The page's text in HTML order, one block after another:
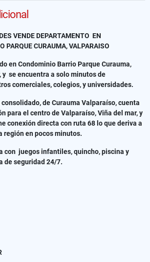
VENDE DEPARTAMENTO EN
PARQUE CURAUMA, VALPARAISO
en Condominio Barrio Parque Curauma,
y se encuentra a solo minutos de
comerciales, colegios, y universidades.
de Curauma Valparaíso, cuenta
para el centro de Valparaíso, Viña del mar, y
conexión directa con ruta 68 lo que deriva a
región en pocos minutos.
con juegos infantiles, quincho, piscina y
de seguridad 24/7.